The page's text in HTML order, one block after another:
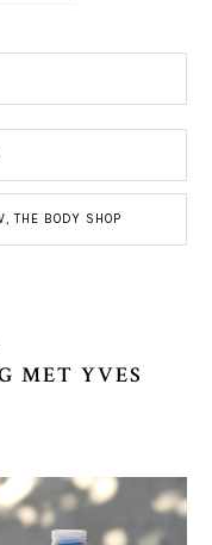
,THE BODY SHOP
MET YVES